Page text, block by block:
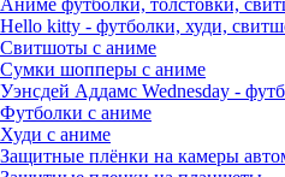
Аниме футболки, толстовки,
Hello kitty - футболки, худи,
Свитшоты с аниме
Сумки шопперы с аниме
Уэнсдей Аддамс Wednesday -
Футболки с аниме
Худи с аниме
Защитные плёнки на камеры